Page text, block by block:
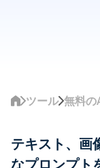
ツール 無料の
テキスト、画